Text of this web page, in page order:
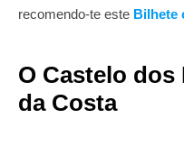
recomendo-te este Bilhete
O Castelo dos
da Costa